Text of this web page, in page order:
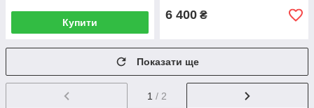
Купити
6 400 ₴
Показати ще
1 / 2